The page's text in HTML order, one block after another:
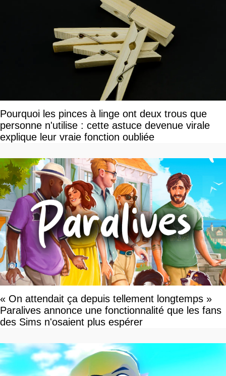
Pourquoi les pinces à linge ont deux trous que
personne n'utilise : cette astuce devenue virale
explique leur vraie fonction oubliée
« On attendait ça depuis tellement longtemps »
Paralives annonce une fonctionnalité que les fans
des Sims n'osaient plus espérer